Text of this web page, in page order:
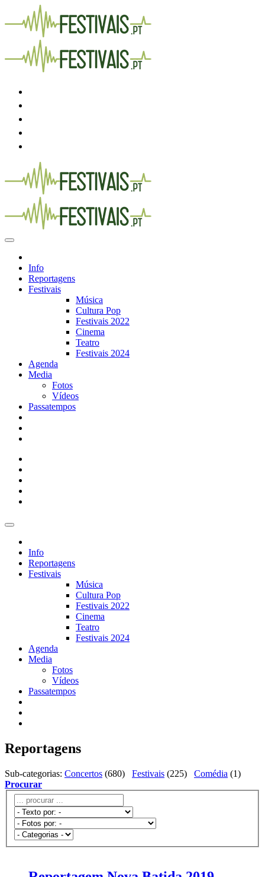
Info
Reportagens
Festivais
Música
Cultura Pop
Festivais 2022
Cinema
Teatro
Festivais 2024
Agenda
Media
Fotos
Vídeos
Passatempos
Info
Reportagens
Festivais
Música
Cultura Pop
Festivais 2022
Cinema
Teatro
Festivais 2024
Agenda
Media
Fotos
Vídeos
Passatempos
Reportagens
Sub-categorias: Concertos (680) Festivais (225) Comédia (1)
Procurar